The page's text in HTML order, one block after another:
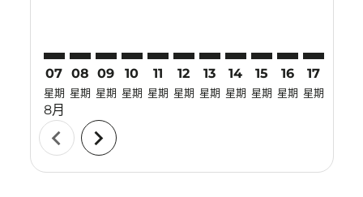
07
星期
8月
08
星期
09
星期
10
星期
11
星期
12
星期
13
星期
14
星期
15
星期
16
星期
17
星期
chevron_left chevron_right